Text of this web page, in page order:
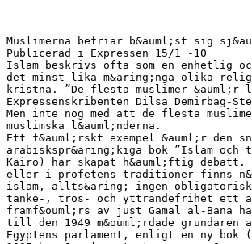
Muslimerna befriar b&auml;st sig
Publicerad i Expressen 15/1 -10
Islam beskrivs ofta som en enhetlig
det minst lika m&aring;nga olika
kristna. ”De flesta muslimer &auml;r
Expressenskribenten Dilsa Demirbag-
Men inte nog med att de flesta
muslimska l&auml;nderna.
Ett f&auml;rskt exempel &auml;r den
arabiskspr&aring;kiga bok ”Islam
Kairo) har skapat h&auml;ftig debatt.
eller i profetens traditioner finns
islam, allts&aring; ingen
tanke-, tros- och yttrandefrihet ett
framf&ouml;rs av just Gamal al-Bana
till den 1949 m&ouml;rdade grundaren
Egyptens parlament, enligt en ny bok